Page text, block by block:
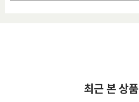
최근 본 상품